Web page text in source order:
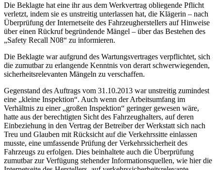
Die Beklagte hat eine ihr aus dem Werkvertrag obliegende Pflicht
verletzt, indem sie es unstreitig unterlassen hat, die Klägerin – nach
Überprüfung der Internetseite des Fahrzeugherstellers auf Hinweise
über einen Rückruf begründende Mängel – über das Bestehen des
„Safety Recall N08“ zu informieren.
Die Beklagte war aufgrund des Wartungsvertrages verpflichtet, sich
die zumutbar zu erlangende Kenntnis von derart schwerwiegenden,
sicherheitsrelevanten Mängeln zu verschaffen.
Gegenstand des Auftrags vom 31.10.2013 war unstreitig zumindest
eine „kleine Inspektion“. Auch wenn der Arbeitsumfang im
Verhältnis zu einer „großen Inspektion“ geringer gewesen wäre,
hatte aus der berechtigten Sicht des Fahrzeughalters, auf deren
Einbeziehung in den Vertrag der Betreiber der Werkstatt sich nach
Treu und Glauben mit Rücksicht auf die Verkehrssitte einlassen
musste, eine umfassende Prüfung der Verkehrssicherheit des
Fahrzeugs zu erfolgen. Dies beinhaltete auch die Überprüfung
zumutbar zur Verfügung stehender Informationsquellen, wie hier die